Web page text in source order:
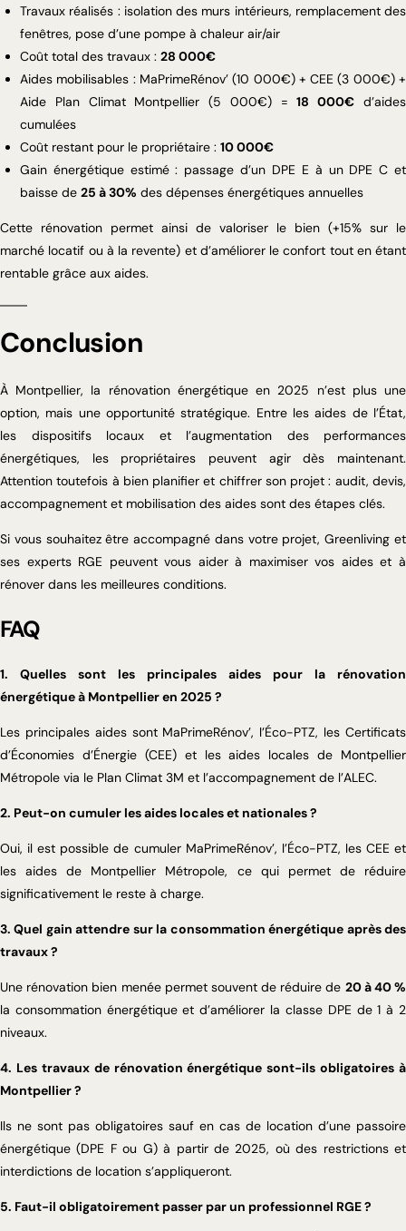
Travaux réalisés : isolation des murs intérieurs, remplacement des
fenêtres, pose d’une pompe à chaleur air/air
Coût total des travaux : 28 000€
Aides mobilisables : MaPrimeRénov’ (10 000€) + CEE (3 000€) +
Aide Plan Climat Montpellier (5 000€) =18 000€ d’aides
cumulées
Coût restant pour le propriétaire : 10 000€
Gain énergétique estimé : passage d’un DPE E à un DPE C et
baisse de 25 à 30% des dépenses énergétiques annuelles
Cette rénovation permet ainsi de valoriser le bien (+15% sur le
marché locatif ou à la revente) et d’améliorer le confort tout en étant
rentable grâce aux aides.
Conclusion
À Montpellier, la rénovation énergétique en 2025 n’est plus une
option, mais une opportunité stratégique. Entre les aides de l’État,
les dispositifs locaux et l’augmentation des performances
énergétiques, les propriétaires peuvent agir dès maintenant.
Attention toutefois à bien planifier et chiffrer son projet : audit, devis,
accompagnement et mobilisation des aides sont des étapes clés.
Si vous souhaitez être accompagné dans votre projet, Greenliving et
ses experts RGE peuvent vous aider à maximiser vos aides et à
rénover dans les meilleures conditions.
FAQ
1. Quelles sont les principales aides pour la rénovation
énergétique à Montpellier en 2025 ?
Les principales aides sont MaPrimeRénov’, l’Éco-PTZ, les Certificats
d’Économies d’Énergie (CEE) et les aides locales de Montpellier
Métropole via le Plan Climat 3M et l’accompagnement de l’ALEC.
2. Peut-on cumuler les aides locales et nationales ?
Oui, il est possible de cumuler MaPrimeRénov’, l’Éco-PTZ, les CEE et
les aides de Montpellier Métropole, ce qui permet de réduire
significativement le reste à charge.
3. Quel gain attendre sur la consommation énergétique après des
travaux ?
Une rénovation bien menée permet souvent de réduire de 20 à 40 %
la consommation énergétique et d’améliorer la classe DPE de 1 à 2
niveaux.
4. Les travaux de rénovation énergétique sont-ils obligatoires à
Montpellier ?
Ils ne sont pas obligatoires sauf en cas de location d’une passoire
énergétique (DPE F ou G) à partir de 2025, où des restrictions et
interdictions de location s’appliqueront.
5. Faut-il obligatoirement passer par un professionnel RGE ?